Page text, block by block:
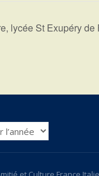
lycée St Exupéry de